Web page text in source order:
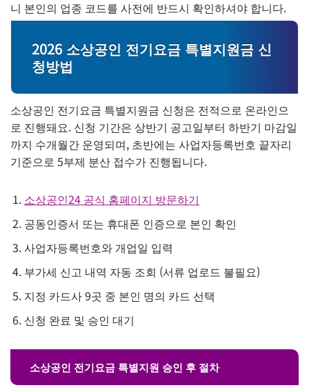
니 본인의 업종 코드를 사전에 반드시 확인하셔야 합니다.
2026 소상공인 전기요금 특별지원금 신
청방법
소상공인 전기요금 특별지원금 신청은 전적으로 온라인으
로 진행돼요. 신청 기간은 상반기 공고일부터 하반기 마감일
까지 수개월간 운영되며, 초반에는 사업자등록번호 끝자리
기준으로 5부제 분산 접수가 진행됩니다.
소상공인24 공식 홈페이지 방문하기
공동인증서 또는 휴대폰 인증으로 본인 확인
사업자등록번호와 개업일 입력
부가세 신고 내역 자동 조회 (서류 업로드 불필요)
지정 카드사 9곳 중 본인 명의 카드 선택
신청 완료 및 승인 대기
소상공인 전기요금 특별지원 승인 후 절차